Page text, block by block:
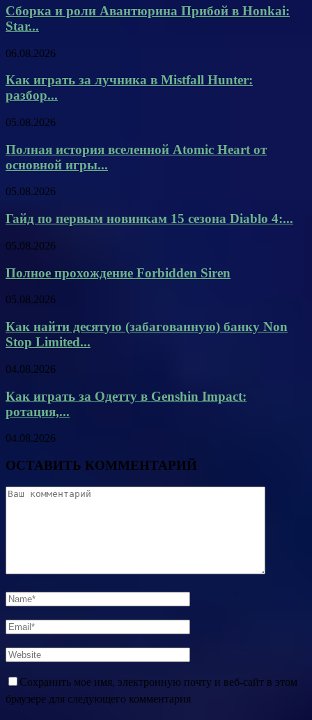
Сборка и роли Авантюрина Прибой в Honkai:
Star...
06.08.2026
Как играть за лучника в Mistfall Hunter:
разбор...
05.08.2026
Полная история вселенной Atomic Heart от
основной игры...
05.08.2026
Гайд по первым новинкам 15 сезона Diablo 4:...
05.08.2026
Полное прохождение Forbidden Siren
05.08.2026
Как найти десятую (забагованную) банку Non
Stop Limited...
04.08.2026
Как играть за Одетту в Genshin Impact:
ротация,...
04.08.2026
ОСТАВИТЬ КОММЕНТАРИЙ
Сохранить мое имя, электронную почту и веб-сайт в этом
браузере для следующего комментария